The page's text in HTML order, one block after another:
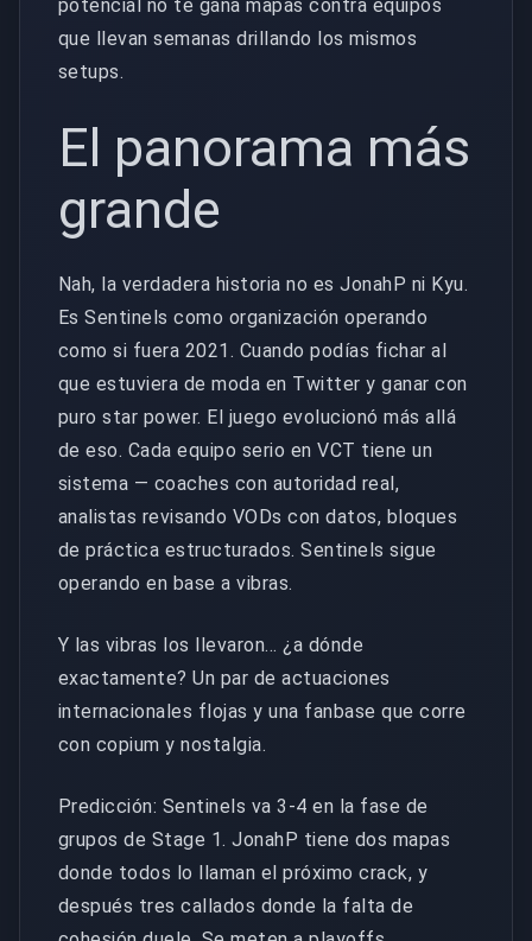
potencial no te gana mapas contra equipos
que llevan semanas drillando los mismos
setups.
El panorama más
grande
Nah, la verdadera historia no es JonahP ni Kyu.
Es Sentinels como organización operando
como si fuera 2021. Cuando podías fichar al
que estuviera de moda en Twitter y ganar con
puro star power. El juego evolucionó más allá
de eso. Cada equipo serio en VCT tiene un
sistema — coaches con autoridad real,
analistas revisando VODs con datos, bloques
de práctica estructurados. Sentinels sigue
operando en base a vibras.
Y las vibras los llevaron... ¿a dónde
exactamente? Un par de actuaciones
internacionales flojas y una fanbase que corre
con copium y nostalgia.
Predicción: Sentinels va 3-4 en la fase de
grupos de Stage 1. JonahP tiene dos mapas
donde todos lo llaman el próximo crack, y
después tres callados donde la falta de